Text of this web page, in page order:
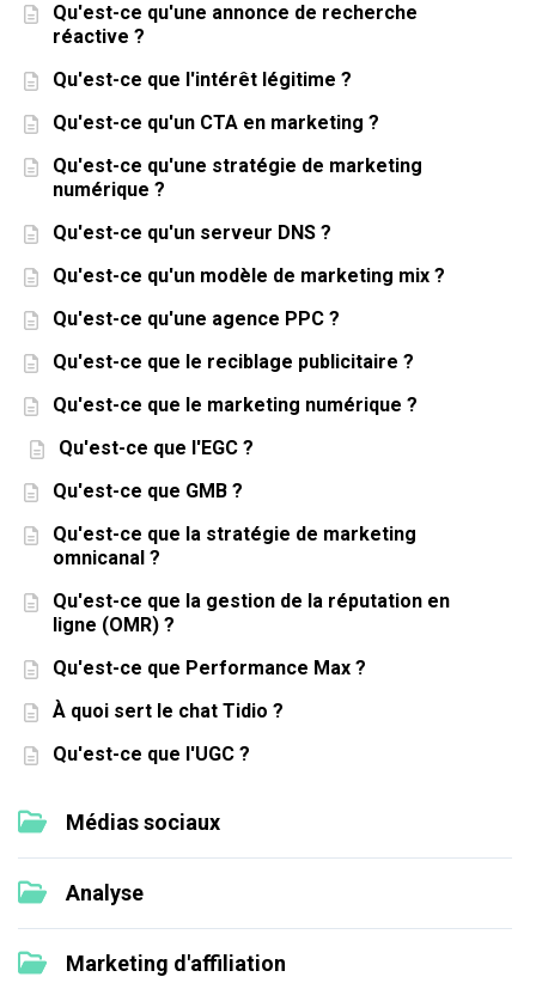
Qu'est-ce qu'une annonce de recherche
réactive ?
Qu'est-ce que l'intérêt légitime ?
Qu'est-ce qu'un CTA en marketing ?
Qu'est-ce qu'une stratégie de marketing
numérique ?
Qu'est-ce qu'un serveur DNS ?
Qu'est-ce qu'un modèle de marketing mix ?
Qu'est-ce qu'une agence PPC ?
Qu'est-ce que le reciblage publicitaire ?
Qu'est-ce que le marketing numérique ?
Qu'est-ce que l'EGC ?
Qu'est-ce que GMB ?
Qu'est-ce que la stratégie de marketing
omnicanal ?
Qu'est-ce que la gestion de la réputation en
ligne (OMR) ?
Qu'est-ce que Performance Max ?
À quoi sert le chat Tidio ?
Qu'est-ce que l'UGC ?
Médias sociaux
Analyse
Marketing d'affiliation